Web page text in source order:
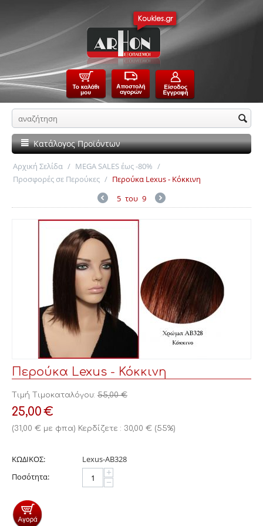
Κατάλογος Προϊόντων
Αρχική Σελίδα / MEGA SALES έως -80% /
Προσφορές σε Περούκες / Περούκα Lexus - Κόκκινη
5 του 9
Περούκα Lexus - Κόκκινη
Τιμή Τιμοκαταλόγου: 55,00 €
25,00€
(31,00 € με φπα) Κερδίζετε : 30,00 € (55%)
ΚΩΔΙΚΟΣ:
Lexus-AB328
Ποσότητα:
+
−